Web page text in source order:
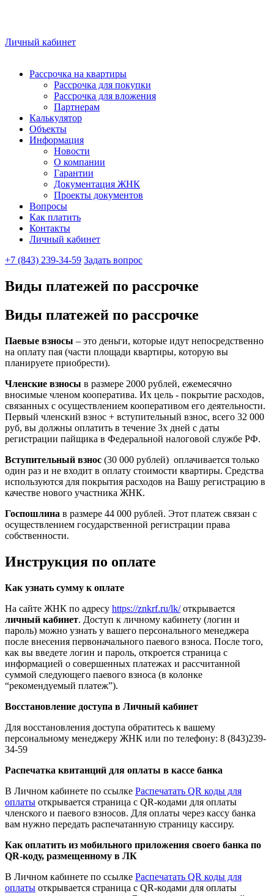
Личный кабинет
Рассрочка на квартиры
Рассрочка для покупки
Рассрочка для вложения
Партнерам
Калькулятор
Объекты
Информация
Новости
О компании
Гарантии
Документация ЖНК
Проекты документов
Вопросы
Как платить
Контакты
Личный кабинет
+7 (843) 239-34-59 Задать вопрос
Виды платежей по рассрочке
Виды платежей по рассрочке
Паевые взносы – это деньги, которые идут непосредственно
на оплату пая (части площади квартиры, которую вы
планируете приобрести).
Членские взносы в размере 2000 рублей, ежемесячно
вносимые членом кооператива. Их цель - покрытие расходов,
связанных с осуществлением кооперативом его деятельности.
Первый членский взнос + вступительный взнос, всего 32 000
руб, вы должны оплатить в течение 3х дней с даты
регистрации пайщика в Федеральной налоговой службе РФ.
Вступительный взнос (30 000 рублей) оплачивается только
один раз и не входит в оплату стоимости квартиры. Средства
используются для покрытия расходов на Вашу регистрацию в
качестве нового участника ЖНК.
Госпошлина в размере 44 000 рублей. Этот платеж связан с
осуществлением государственной регистрации права
собственности.
Инструкция по оплате
Как узнать сумму к оплате
На сайте ЖНК по адресу https://znkrf.ru/lk/открывается
личный кабинет. Доступ к личному кабинету (логин и
пароль) можно узнать у вашего персонального менеджера
после внесения первоначального паевого взноса. После того,
как вы введете логин и пароль, откроется страница с
информацией о совершенных платежах и рассчитанной
суммой следующего паевого взноса (в колонке
“рекомендуемый платеж”).
Восстановление доступа в Личный кабинет
Для восстановления доступа обратитесь к вашему
персональному менеджеру ЖНК или по телефону: 8 (843)239-
34-59
Распечатка квитанций для оплаты в кассе банка
В Личном кабинете по ссылке Распечатать QR коды для
оплаты открывается страница с QR-кодами для оплаты
членского и паевого взносов. Для оплаты через кассу банка
вам нужно передать распечатанную страницу кассиру.
Как оплатить из мобильного приложения своего банка по
QR-коду, размещенному в ЛК
В Личном кабинете по ссылке Распечатать QR коды для
оплаты открывается страница с QR-кодами для оплаты